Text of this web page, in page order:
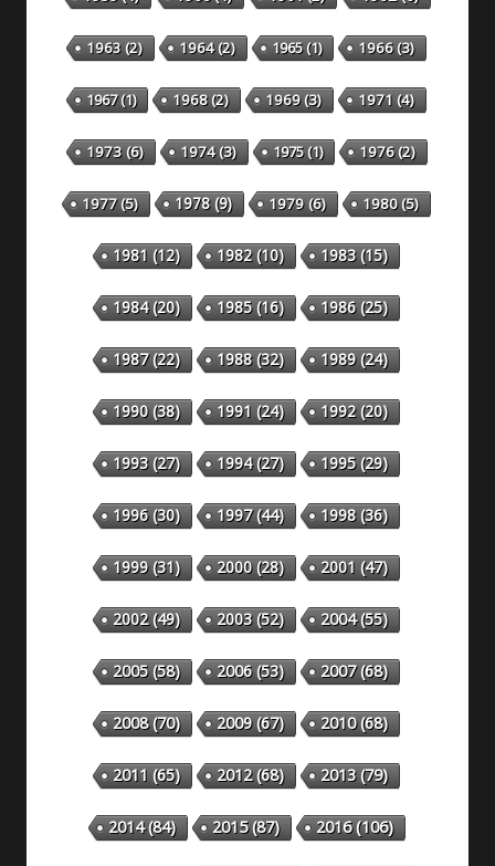
1963(2) 1964(2) 1965(1) 1966(3)
1967(1) 1968(2) 1969(3) 1971 (4)
1973(6) 1974(3) 1975(1) 1976(2)
1977(5) 1978(9) 1979(6) 1980(5)
1981 (12) 1982(10) 1983(15)
1984(20) 1985(16) 1986(25)
1987(22) 1988(32) 1989(24)
1990(38) 1991 (24) 1992(20)
1993(27) 1994(27) 1995(29)
1996(30) 1997(44) 1998(36)
1999(31) 2000(28) 2001 (47)
2002(49) 2003(52) 2004(55)
2005(58) 2006(53) 2007(68)
2008(70) 2009(67) 2010(68)
2011 (65) 2012(68) 2013(79)
2014(84) 2015(87) 2016(106)